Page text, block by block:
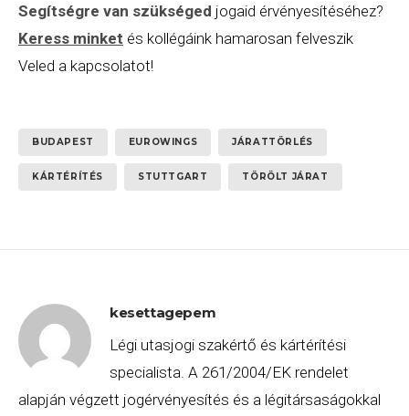
Segítségre van szükséged jogaid érvényesítéséhez?
Keress minket és kollégáink hamarosan felveszik
Veled a kapcsolatot!
BUDAPEST EUROWINGS JÁRATTÖRLÉS
KÁRTÉRÍTÉS STUTTGART TÖRÖLT JÁRAT
kesettagepem
Légi utasjogi szakértő és kártérítési
specialista. A 261/2004/EK rendelet
alapján végzett jogérvényesítés és a légitársaságokkal